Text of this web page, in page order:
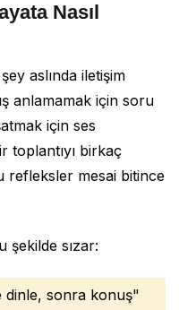
Nasıl
aslında iletişim
anlamamak için soru
için ses
toplantıyı birkaç
refleksler mesai bitince
şekilde sızar:
dinle, sonra konuş"